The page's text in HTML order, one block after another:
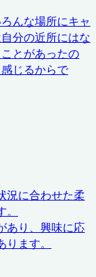
んな場所にキャ
分の近所にはな
とがあったの
じるからで
況に合わせた柔
あり、興味に応
ます。